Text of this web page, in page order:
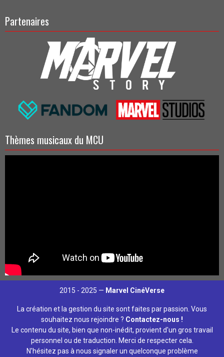
Partenaires
Thèmes musicaux du MCU
2015 - 2025 — Marvel CinéVerse
La création et la gestion du site sont faites par passion. Vous
souhaitez nous rejoindre ? Contactez-nous !
Le contenu du site, bien que non-inédit, provient d'un gros travail
personnel ou de traduction. Merci de respecter cela.
N'hésitez pas à nous signaler un quelconque problème